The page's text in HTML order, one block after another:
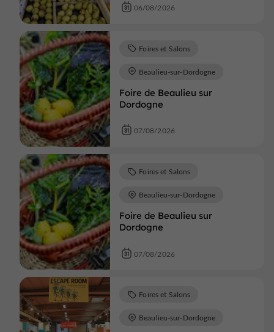
06/08/2026
Foire de Beaulieu sur
Dordogne
Foires et Salons
Beaulieu-sur-Dordogne
07/08/2026
Foire de Beaulieu sur
Dordogne
Foires et Salons
Beaulieu-sur-Dordogne
07/08/2026
Foires et Salons
Beaulieu-sur-Dordogne